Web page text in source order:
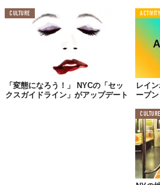
TABI LABO
この世界は、もっと
CULTURE
「変態になろう！」 NYCの「セッ
クスガイドライン」がアップデート
ACTIVITY
レイ
ープン
CULTURE